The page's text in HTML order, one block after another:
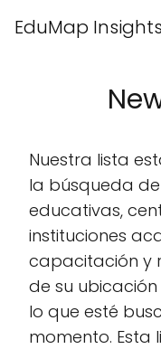
EduMap Insights
Nuestra lista
la búsqueda
educativas,
instituciones
capacitación y
de su
lo que esté
momento. Esta